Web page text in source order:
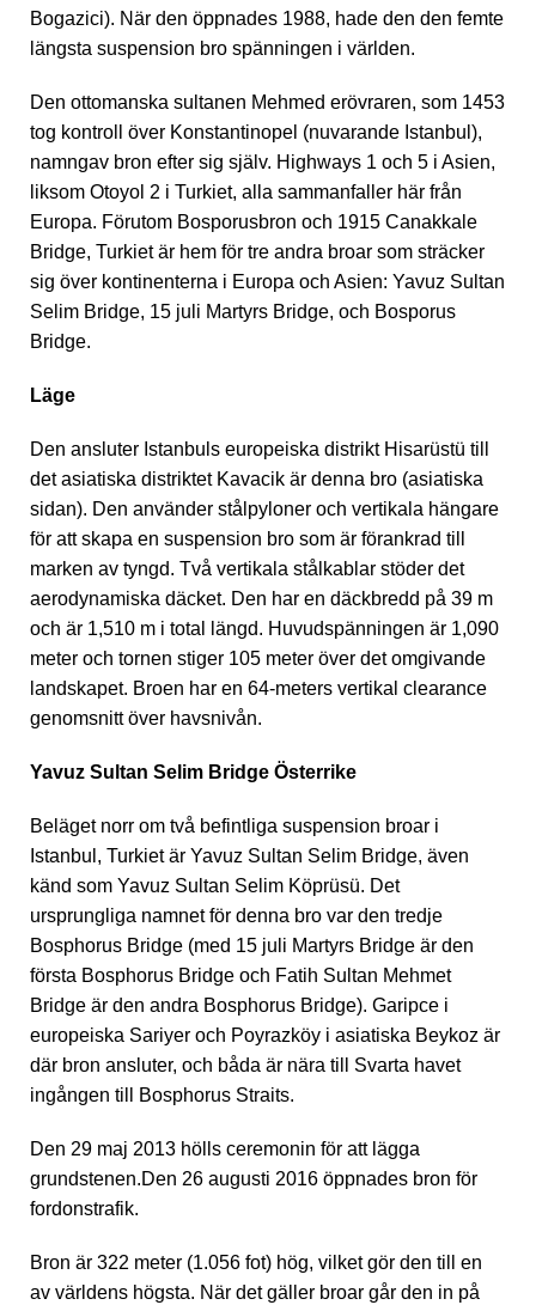
Bogazici). När den öppnades 1988, hade den den femte
längsta suspension bro spänningen i världen.
Den ottomanska sultanen Mehmed erövraren, som 1453
tog kontroll över Konstantinopel (nuvarande Istanbul),
namngav bron efter sig själv. Highways 1 och 5 i Asien,
liksom Otoyol 2 i Turkiet, alla sammanfaller här från
Europa. Förutom Bosporusbron och 1915 Canakkale
Bridge, Turkiet är hem för tre andra broar som sträcker
sig över kontinenterna i Europa och Asien: Yavuz Sultan
Selim Bridge, 15 juli Martyrs Bridge, och Bosporus
Bridge.
Läge
Den ansluter Istanbuls europeiska distrikt Hisarüstü till
det asiatiska distriktet Kavacik är denna bro (asiatiska
sidan). Den använder stålpyloner och vertikala hängare
för att skapa en suspension bro som är förankrad till
marken av tyngd. Två vertikala stålkablar stöder det
aerodynamiska däcket. Den har en däckbredd på 39 m
och är 1,510 m i total längd. Huvudspänningen är 1,090
meter och tornen stiger 105 meter över det omgivande
landskapet. Broen har en 64-meters vertikal clearance
genomsnitt över havsnivån.
Yavuz Sultan Selim Bridge Österrike
Beläget norr om två befintliga suspension broar i
Istanbul, Turkiet är Yavuz Sultan Selim Bridge, även
känd som Yavuz Sultan Selim Köprüsü. Det
ursprungliga namnet för denna bro var den tredje
Bosphorus Bridge (med 15 juli Martyrs Bridge är den
första Bosphorus Bridge och Fatih Sultan Mehmet
Bridge är den andra Bosphorus Bridge). Garipce i
europeiska Sariyer och Poyrazköy i asiatiska Beykoz är
där bron ansluter, och båda är nära till Svarta havet
ingången till Bosphorus Straits.
Den 29 maj 2013 hölls ceremonin för att lägga
grundstenen.Den 26 augusti 2016 öppnades bron för
fordonstrafik.
Bron är 322 meter (1.056 fot) hög, vilket gör den till en
av världens högsta. När det gäller broar går den in på